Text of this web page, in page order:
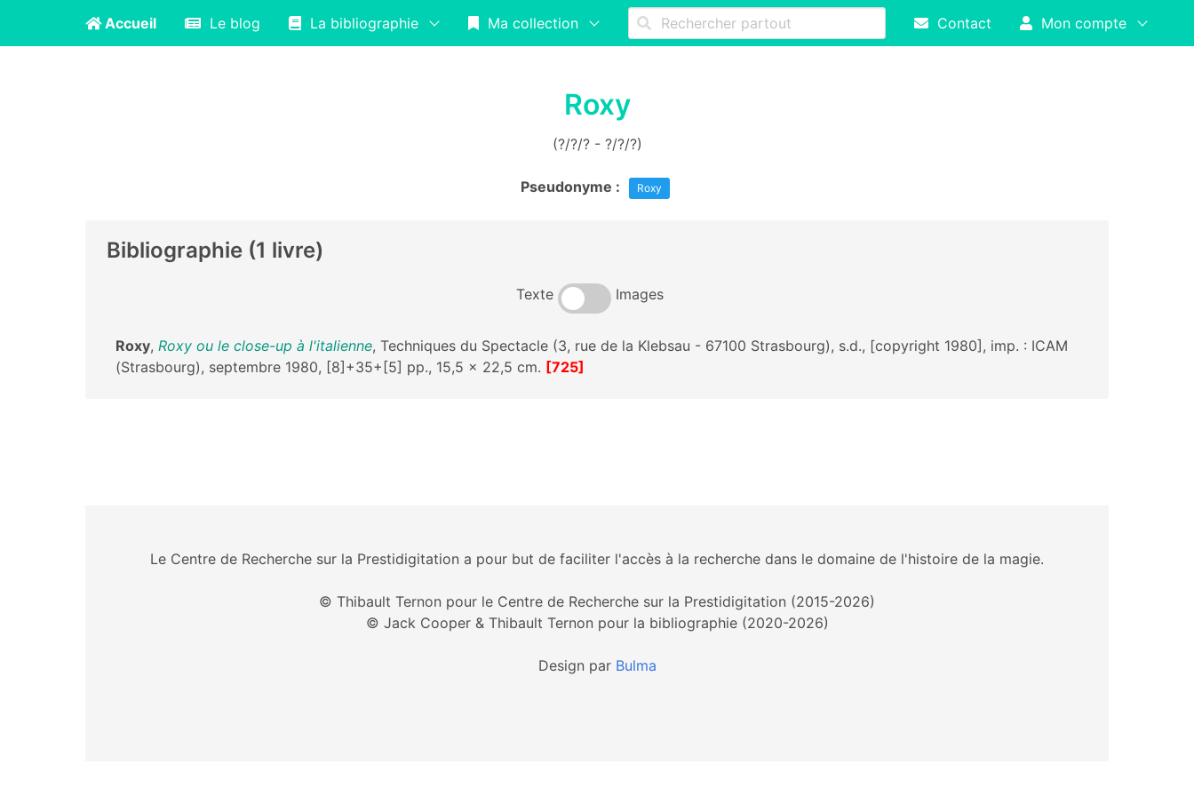
Accueil Le blog La bibliographie Ma collection Contact Mon compte
Roxy
(?/?/? - ?/?/?)
Pseudonyme : Roxy
Bibliographie (1 livre)
Texte Images
Roxy, Roxy ou le close-up à l'italienne, Techniques du Spectacle (3, rue de la Klebsau - 67100 Strasbourg), s.d., [copyright 1980], imp. : ICAM
(Strasbourg), septembre 1980, [8]+35+[5] pp., 15,5 x 22,5 cm. [725]
Le Centre de Recherche sur la Prestidigitation a pour but de faciliter l'accès à la recherche dans le domaine de l'histoire de la magie.
© Thibault Ternon pour le Centre de Recherche sur la Prestidigitation (2015-2026)
© Jack Cooper & Thibault Ternon pour la bibliographie (2020-2026)
Design par Bulma